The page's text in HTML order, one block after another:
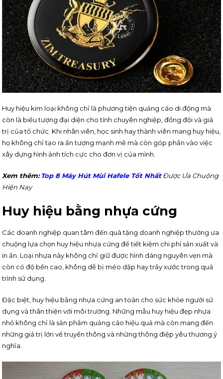
Huy hiệu kim loại không chỉ là phương tiện quảng cáo di động mà
còn là biểu tượng đại diện cho tính chuyên nghiệp, đồng đội và giá
trị của tổ chức. Khi nhân viên, học sinh hay thành viên mang huy hiệu,
họ không chỉ tạo ra ấn tượng mạnh mẽ mà còn góp phần vào việc
xây dựng hình ảnh tích cực cho đơn vị của mình.
Xem thêm: Top 8 Máy Hút Mùi Hafele Tốt NhấtĐược Ưa Chuộng
Hiện Nay
Huy hiệu bằng nhựa cứng
Các doanh nghiệp quan tâm đến quà tặng doanh nghiệp thường ưa
chuộng lựa chọn huy hiệu nhựa cứng để tiết kiệm chi phí sản xuất và
in ấn. Loại nhựa này không chỉ giữ được hình dáng nguyên vẹn mà
còn có độ bền cao, không dễ bị méo dập hay trầy xước trong quá
trình sử dụng.
Đặc biệt, huy hiệu bằng nhựa cứng an toàn cho sức khỏe người sử
dụng và thân thiện với môi trường. Những mẫu huy hiệu đẹp nhựa
nhỏ không chỉ là sản phẩm quảng cáo hiệu quả mà còn mang đến
những giá trị lớn về truyền thông và những thông điệp yêu thương ý
nghĩa.